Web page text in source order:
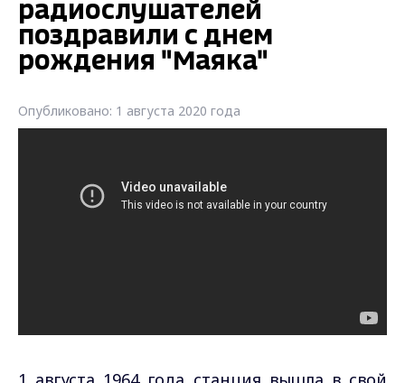
радиослушателей
поздравили с днем
рождения "Маяка"
Опубликовано: 1 августа 2020 года